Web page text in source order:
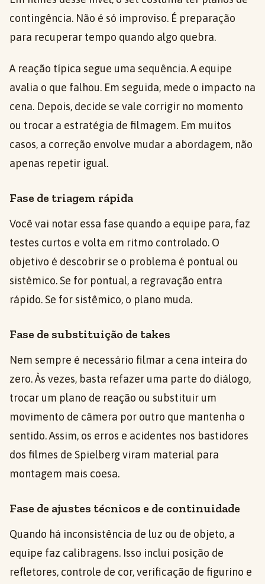
contingência. Não é só improviso. É preparação
para recuperar tempo quando algo quebra.
A reação típica segue uma sequência. A equipe
avalia o que falhou. Em seguida, mede o impacto na
cena. Depois, decide se vale corrigir no momento
ou trocar a estratégia de filmagem. Em muitos
casos, a correção envolve mudar a abordagem, não
apenas repetir igual.
Fase de triagem rápida
Você vai notar essa fase quando a equipe para, faz
testes curtos e volta em ritmo controlado. O
objetivo é descobrir se o problema é pontual ou
sistêmico. Se for pontual, a regravação entra
rápido. Se for sistêmico, o plano muda.
Fase de substituição de takes
Nem sempre é necessário filmar a cena inteira do
zero. Às vezes, basta refazer uma parte do diálogo,
trocar um plano de reação ou substituir um
movimento de câmera por outro que mantenha o
sentido. Assim, os erros e acidentes nos bastidores
dos filmes de Spielberg viram material para
montagem mais coesa.
Fase de ajustes técnicos e de continuidade
Quando há inconsistência de luz ou de objeto, a
equipe faz calibragens. Isso inclui posição de
refletores, controle de cor, verificação de figurino e